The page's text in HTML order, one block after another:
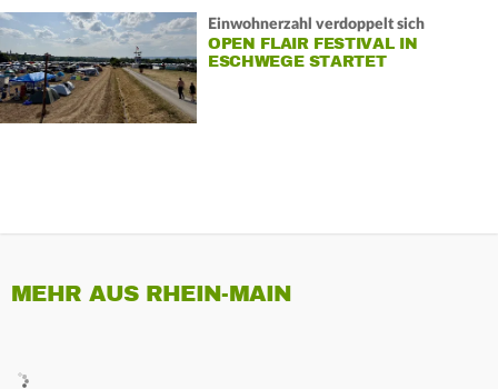
Einwohnerzahl verdoppelt sich
OPEN FLAIR FESTIVAL IN
ESCHWEGE STARTET
MEHR AUS RHEIN-MAIN